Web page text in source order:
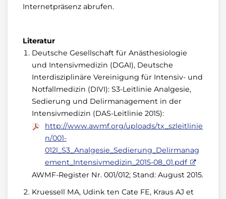
Internetpräsenz abrufen.
Literatur
Deutsche Gesellschaft für Anästhesiologie
und Intensivmedizin (DGAI), Deutsche
Interdisziplinäre Vereinigung für Intensiv- und
Notfallmedizin (DIVI): S3-Leitlinie Analgesie,
Sedierung und Delirmanagement in der
Intensivmedizin (DAS-Leitlinie 2015):
http://www.awmf.org/uploads/tx_szleitlinie
n/001-
012l_S3_Analgesie_Sedierung_Delirmanag
ement_Intensivmedizin_2015-08_01.pdf
AWMF-Register Nr. 001/012; Stand: August 2015.
Kruessell MA, Udink ten Cate FE, Kraus AJ et